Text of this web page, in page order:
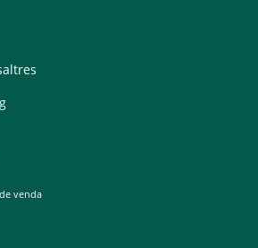
venda